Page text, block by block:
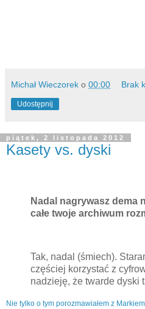
Michał Wieczorek o 00:00 Brak
Udostępnij
piątek, 2 listopada 2012
Kasety vs. dyski
Nadal nagrywasz dema
całe twoje archiwum
Tak, nadal (śmiech).
częściej korzystać z
nadzieję, że twarde dyski
Nie tylko o tym porozmawiałem z